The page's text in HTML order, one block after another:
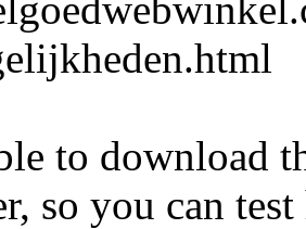
to download
so you can